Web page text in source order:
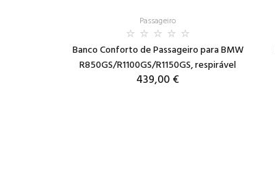
Passageiro
Banco Conforto de Passageiro para BMW
R850GS/R1100GS/R1150GS, respirável
439,00 €